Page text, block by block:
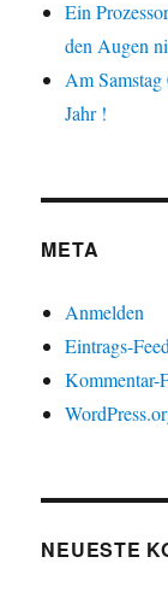
Ein
den Augen
Am
Jahr !
META
Anmelden
Eintrags-Feed
Kommentar-
NEUESTE